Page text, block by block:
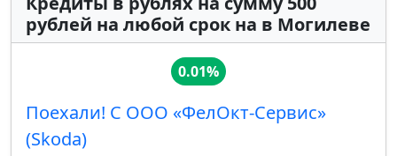
рублей на любой срок на в Могилеве
0.01%
Поехали! С ООО «ФелОкт-Сервис»
(Skoda)